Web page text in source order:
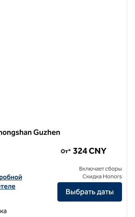
Guzhen
об отеле Hilton Garden Inn Zhongshan
От* 324 CNY
Включает сборы
Скидка Honors
Выбрать даты